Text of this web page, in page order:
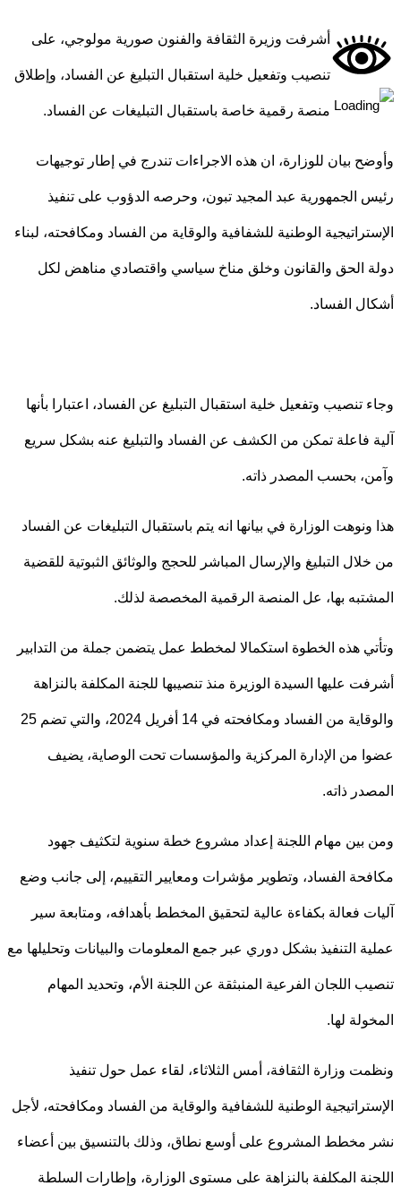
أشرفت وزيرة الثقافة والفنون صورية مولوجي،على
تنصيب وتفعيل خلية استقبال التبليغ عن الفساد، وإطلاق
منصة رقمية خاصة باستقبال التبليغات عن الفساد.
بيان للوزارة، ان هذه الاجراءات تندرج في إطار توجيهات
الجمهورية عبد المجيد تبون، وحرصه الدؤوب على تنفيذ
الوطنية للشفافية والوقاية من الفساد ومكافحته، لبناء
الحق والقانون وخلق مناخ سياسي واقتصادي مناهض لكل
الفساد.
تنصيب وتفعيل خلية استقبال التبليغ عن الفساد، اعتبارا بأنها
فاعلة تمكن من الكشف عن الفساد والتبليغ عنه بشكل سريع
بحسب المصدر ذاته.
الوزارة في بيانها انه يتم باستقبال التبليغات عن الفساد
التبليغ والإرسال المباشر للحجج والوثائق الثبوتية للقضية
بها، عل المنصة الرقمية المخصصة لذلك.
هذه الخطوة استكمالا لمخطط عمل يتضمن جملة من التدابير
عليها السيدة الوزيرة منذ تنصيبها للجنة المكلفة بالنزاهة
والوقاية من الفساد ومكافحته في 14 أفريل 2024، والتي تضم 25
من الإدارة المركزية والمؤسسات تحت الوصاية، يضيف
ذاته.
بين مهام اللجنة إعداد مشروع خطة سنوية لتكثيف جهود
الفساد، وتطوير مؤشرات ومعايير التقييم، إلى جانب وضع
فعالة بكفاءة عالية لتحقيق المخطط بأهدافه، ومتابعة سير
التنفيذ بشكل دوري عبر جمع المعلومات والبيانات وتحليلها مع
اللجان الفرعية المنبثقة عن اللجنة الأم، وتحديد المهام
لها.
وزارة الثقافة، أمس الثلاثاء، لقاء عمل حول تنفيذ
الوطنية للشفافية والوقاية من الفساد ومكافحته، لأجل
مخطط المشروع على أوسع نطاق، وذلك بالتنسيق بين أعضاء
المكلفة بالنزاهة على مستوى الوزارة، وإطارات السلطة